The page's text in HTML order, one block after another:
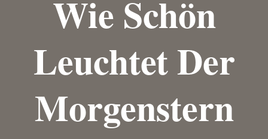
Wie Schön
Leuchtet Der
Morgenstern